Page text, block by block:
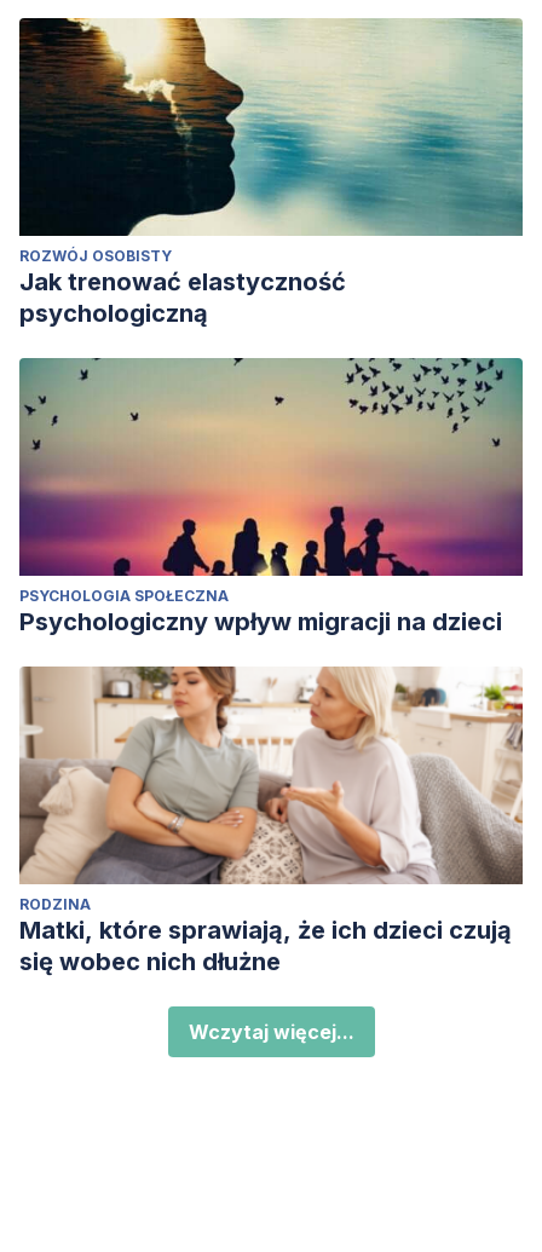
ROZWÓJ OSOBISTY
Jak trenować elastyczność
psychologiczną
PSYCHOLOGIA SPOŁECZNA
Psychologiczny wpływ migracji na dzieci
RODZINA
Matki, które sprawiają, że ich dzieci czują
się wobec nich dłużne
Wczytaj więcej...